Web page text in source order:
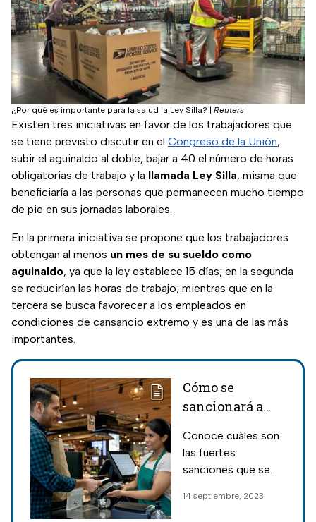
¿Por qué es importante para la salud la Ley Silla? Reuters
Existen tres iniciativas en favor de los trabajadores que
se tiene previsto discutir en el Congreso de la Unión,
subir el aguinaldo al doble, bajar a 40 el número de horas
obligatorias de trabajo y la llamada Ley Silla, misma que
beneficiaría a las personas que permanecen mucho tiempo
de pie en sus jornadas laborales.
En la primera iniciativa se propone que los trabajadores
obtengan al menos un mes de su sueldo como
aguinaldo, ya que la ley establece 15 días; en la segunda
se reducirían las horas de trabajo; mientras que en la
tercera se busca favorecer a los empleados en
condiciones de cansancio extremo y es una de las más
importantes.
Cómo se
sancionará a
obedezcan la
Ley Silla, para
trabajadores
Conoce cuáles son
las fuertes
sanciones que se
empleadores en
14 septiembre, 2023